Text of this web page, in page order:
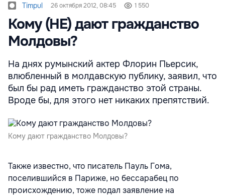
Timpul 26 октября 2012, 08:45 1 550
Кому (НЕ) дают гражданство
Молдовы?
На днях румынский актер Флорин Пьерсик,
влюбленный в молдавскую публику, заявил, что
был бы рад иметь гражданство этой страны.
Вроде бы, для этого нет никаких препятствий.
Кому дают гражданство Молдовы?
Также известно, что писатель Пауль Гома,
поселившийся в Париже, но бессарабец по
происхождению, тоже подал заявление на